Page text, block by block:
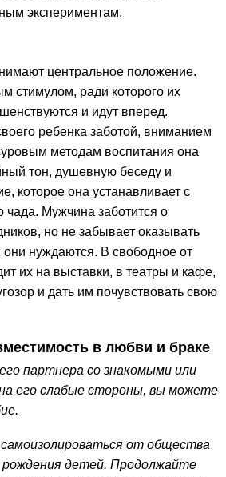
экспериментам.
центральное положение.
стимулом, ради которого их
и идут вперед.
ребенка заботой, вниманием
методам воспитания она
тон, душевную беседу и
которое она устанавливает с
чада. Мужчина заботится о
но не забывает оказывать
нуждаются. В свободное от
их на выставки, в театры и кафе,
и дать им почувствовать свою
в любви и браке
партнера со знакомыми или
его слабые стороны, вы можете
от общества
рождения детей. Продолжайте